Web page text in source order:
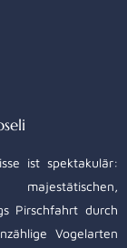
ist spektakulär:
Pirschfahrt durch
Vogelarten